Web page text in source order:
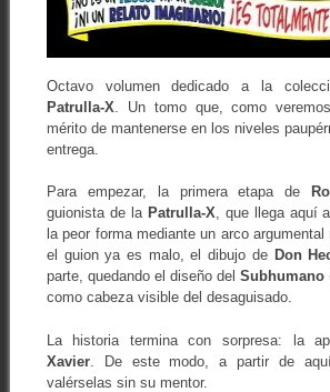
Octavo volumen dedicado a la
Patrulla-X . Un tomo que, como
mérito de mantenerse en los niveles
entrega.
Para empezar, la primera etapa de
guionista de la Patrulla-X, que llega aquí
la peor forma mediante un arco
el guion ya es malo, el dibujo de Don
parte, quedando el diseño del Subhumano
como cabeza visible del desaguisado.
La historia termina con sorpresa: la
Xavier. De este modo, a partir de
valérselas sin su mentor.